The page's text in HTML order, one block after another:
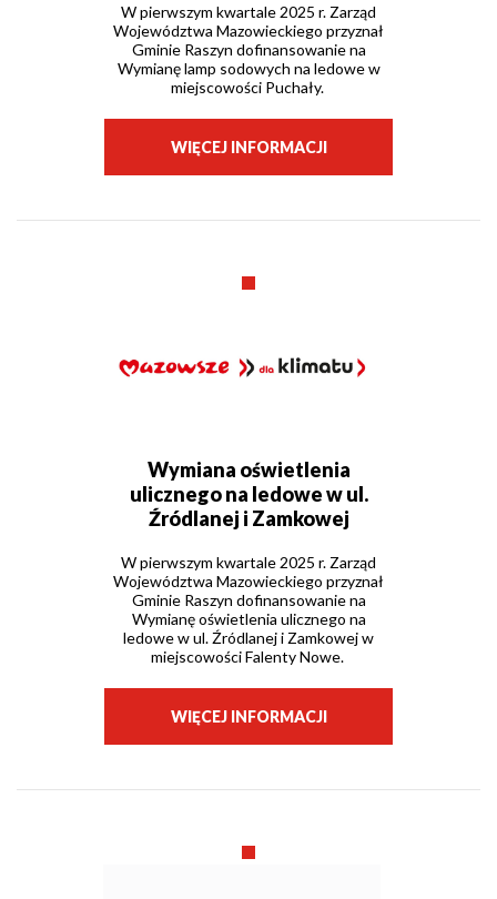
W pierwszym kwartale 2025 r. Zarząd
Województwa Mazowieckiego przyznał
Gminie Raszyn dofinansowanie na
Wymianę lamp sodowych na ledowe w
miejscowości Puchały.
WIĘCEJ INFORMACJI
Wymiana oświetlenia
ulicznego na ledowe w ul.
Źródlanej i Zamkowej
W pierwszym kwartale 2025 r. Zarząd
Województwa Mazowieckiego przyznał
Gminie Raszyn dofinansowanie na
Wymianę oświetlenia ulicznego na
ledowe w ul. Źródlanej i Zamkowej w
miejscowości Falenty Nowe.
WIĘCEJ INFORMACJI